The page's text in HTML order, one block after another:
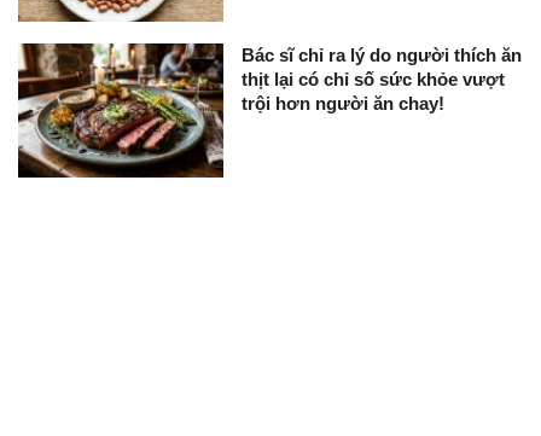
Bác sĩ chỉ ra lý do người thích ăn
thịt lại có chỉ số sức khỏe vượt
trội hơn người ăn chay!